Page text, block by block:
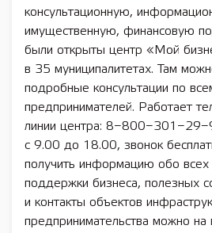
консультационную,
имущественную, финансовую
были открыты центр «Мой
в 35 муниципалитетах. Там
подробные консультации по
предпринимателей. Работает
линии центра:
с 9.00 до 18.00, звонок
получить информацию обо всех
поддержки бизнеса, полезных
и контакты объектов
предпринимательства можно на